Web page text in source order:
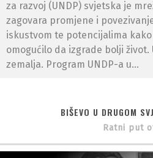
za razvoj (UNDP) svjetska je
zagovara promjene i
iskustvom te potencijalima
omogućilo da izgrade bolji život.
zemalja. Program UNDP-a u...
BIŠEVO U DRUGOM
Ratni put